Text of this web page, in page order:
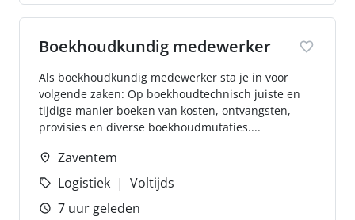
Boekhoudkundig medewerker
Als boekhoudkundig medewerker sta je in voor
volgende zaken: Op boekhoudtechnisch juiste en
tijdige manier boeken van kosten, ontvangsten,
provisies en diverse boekhoudmutaties....
Zaventem
Logistiek
Voltijds
7 uur geleden